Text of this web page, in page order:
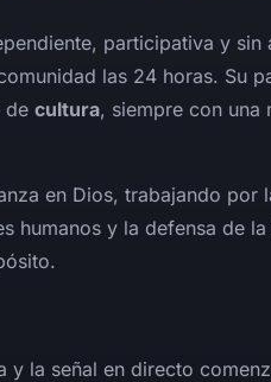
participativa y sin
las 24 horas. Su
de cultura, siempre con una
en Dios, trabajando por
humanos y la defensa de
la señal en directo